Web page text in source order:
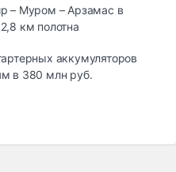
– Муром – Арзамас в
км полотна
аккумуляторов
в 380 млн руб.